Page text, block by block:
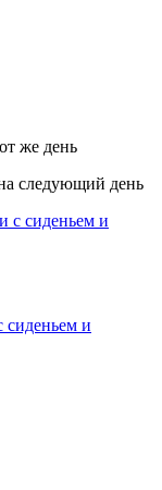
же день
следующий день
сиденьем и